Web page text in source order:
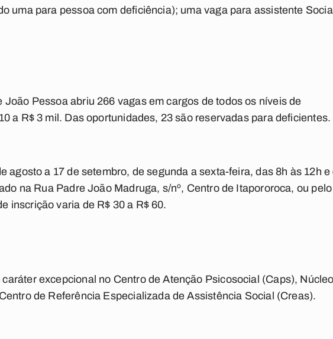
uma para pessoa com deficiência); uma vaga para assistente
Pessoa abriu 266 vagas em cargos de todos os níveis de
a R$ 3 mil. Das oportunidades, 23 são reservadas para deficientes.
agosto a 17 de setembro, de segunda a sexta-feira, das 8h às 12h e
na Rua Padre João Madruga, s/nº, Centro de Itapororoca, ou
inscrição varia de R$ 30 a R$ 60.
excepcional no Centro de Atenção Psicosocial (Caps),
de Referência Especializada de Assistência Social (Creas).